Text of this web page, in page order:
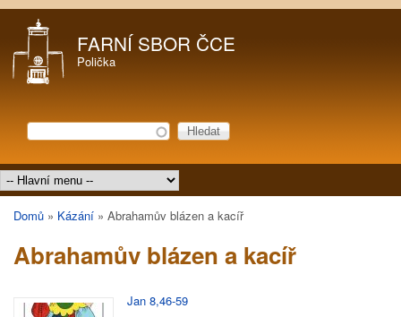
FARNÍ SBOR ČCE
Polička
Vyhledávání
Hledat
Hlavní menu
Jste zde
Domů » Kázání » Abrahamův blázen a kacíř
Abrahamův blázen a kacíř
Jan 8,46-59